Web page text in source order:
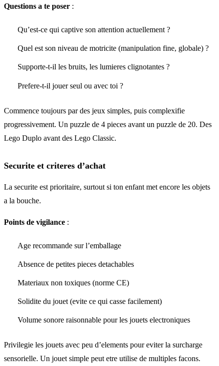
Questions a te poser :
Qu’est-ce qui captive son attention actuellement ?
Quel est son niveau de motricite (manipulation fine, globale) ?
Supporte-t-il les bruits, les lumieres clignotantes ?
Prefere-t-il jouer seul ou avec toi ?
Commence toujours par des jeux simples, puis complexifie
progressivement. Un puzzle de 4 pieces avant un puzzle de 20. Des
Lego Duplo avant des Lego Classic.
Securite et criteres d’achat
La securite est prioritaire, surtout si ton enfant met encore les objets
a la bouche.
Points de vigilance :
Age recommande sur l’emballage
Absence de petites pieces detachables
Materiaux non toxiques (norme CE)
Solidite du jouet (evite ce qui casse facilement)
Volume sonore raisonnable pour les jouets electroniques
Privilegie les jouets avec peu d’elements pour eviter la surcharge
sensorielle. Un jouet simple peut etre utilise de multiples facons.